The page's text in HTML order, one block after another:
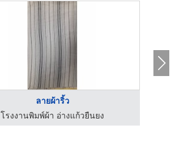
ลายผ้าริ้ว
โรงงานพิมพ์ผ้า อ่างแก้วยืนยง